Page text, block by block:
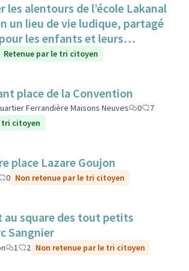
les alentours de l’école Lakanal
un lieu de vie ludique, partagé
les enfants et leurs
Retenue par le tri citoyen
place de la Convention
Ferrandière Maisons Neuves 0
7
tri citoyen
place Lazare Goujon
0 Non retenue par le tri citoyen
au square des tout petits
Sangnier
1 2 Non retenue par le tri citoyen